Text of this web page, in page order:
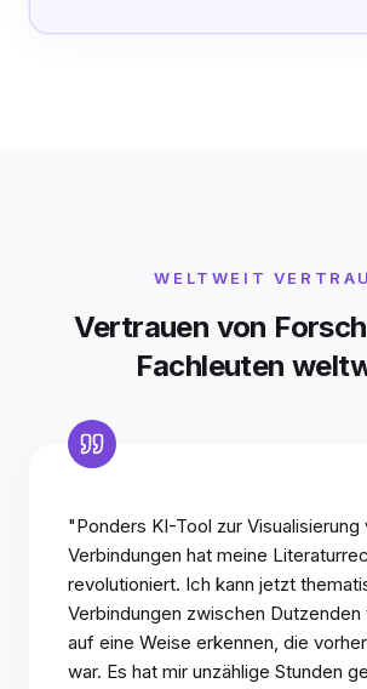
WELTWEIT
Vertrauen von
Fachleuten
"Ponders KI-Tool zur Visualisierung
Verbindungen hat meine
revolutioniert. Ich kann jetzt
Verbindungen zwischen Dutzenden
auf eine Weise erkennen, die
war. Es hat mir unzählige Stunden